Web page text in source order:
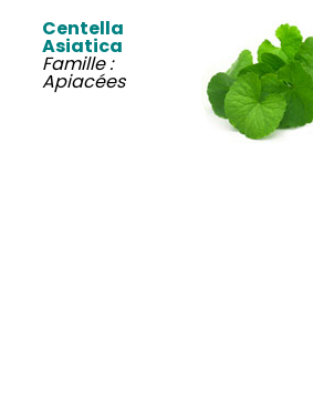
Centella
Asiatica
Famille :
Apiacées